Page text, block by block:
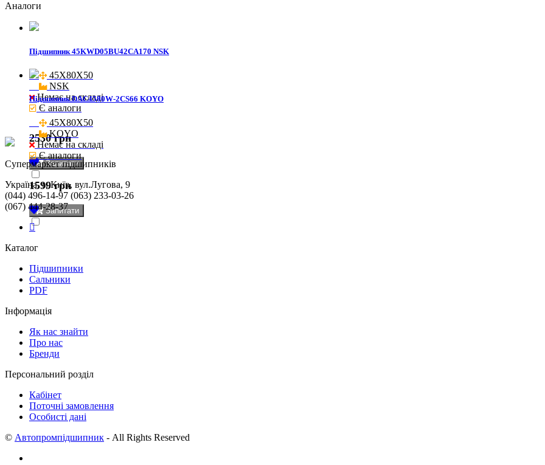
Аналоги
Підшипник 45KWD05BU42CA170 NSK
45X80X50
NSK
Немає на складі
Є аналоги
2530 грн
Запитати
Підшипник DAC4580W-2CS66 KOYO
45X80X50
KOYO
Немає на складі
Є аналоги
1599 грн
Запитати
Cупермаркет підшипників
Україна, м.Київ, вул.Лугова, 9
(044) 496-14-97 (063) 233-03-26
(067) 444-28-37
Каталог
Підшипники
Сальники
PDF
Інформація
Як нас знайти
Про нас
Бренди
Персональний розділ
Кабінет
Поточні замовлення
Особисті дані
© Автопромпідшипник - All Rights Reserved